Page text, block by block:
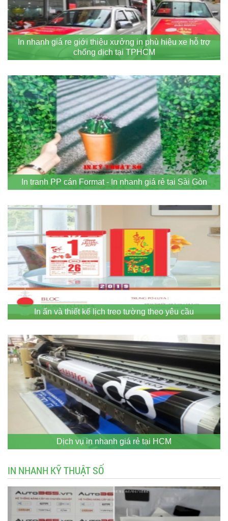
In nhanh giá re giới thiệu xưởng in phù hiệu xe hỗ trợ
chống dịch tại TPHCM
In tranh PP cán Format - In nhanh giá rẻ tại Sài Gòn
In ấn và thiết kế lịch treo tường theo yêu cầu
Dịch vụ in nhanh giá rẻ tại HCM
IN NHANH KỸ THUẬT SỐ